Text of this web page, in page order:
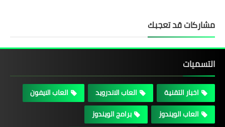
مشاركات قد تعجبك
التسميات
اخبار التقنية العاب الاندرويد
العاب الايفون
العاب الويندوز
برامج الويندوز